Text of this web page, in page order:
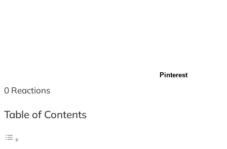
Pinterest
0 Reactions
Table of Contents